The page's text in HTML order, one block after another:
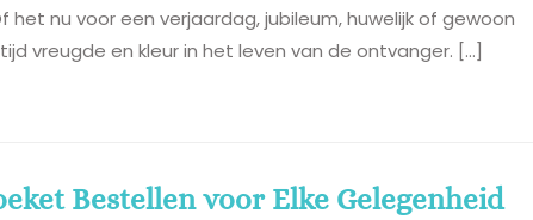
nu voor een verjaardag, jubileum, huwelijk of gewoon
vreugde en kleur in het leven van de ontvanger. […]
Bestellen voor Elke Gelegenheid